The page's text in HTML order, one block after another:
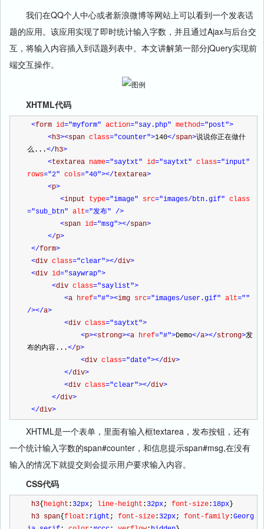
我们在QQ个人中心或者新浪微博等网站上可以看到一个发表话
题的应用。该应用实现了即时统计输入字数，并且通过Ajax与后台交
互，将输入内容插入到话题列表中。本文讲解第一部分jQuery实现前
端交互操作。
XHTML代码
<form id="myform" action="say.php" method="post">
<h3><span class="counter">140</span>说说你正在做什
么...</h3>
<textarea name="saytxt" id="saytxt" class="input"
rows="2" cols="40"></textarea>
<p>
<input type="image" src="images/btn.gif" class
="sub_btn" alt="发布" />
<span id="msg"></span>
</p>
</form>
<div class="clear"></div>
<div id="saywrap">
<div class="saylist">
<a href="#"><img src="images/user.gif" alt=""
/></a>
<div class="saytxt">
<p><strong><a href="#">Demo</a></strong>发
布的内容...</p>
<div class="date"></div>
</div>
<div class="clear"></div>
</div>
</div>
XHTML是一个表单，里面有输入框textarea，发布按钮，还有
一个统计输入字数的span#counter，和信息提示span#msg,在没有
输入的情况下就提交则会提示用户要求输入内容。
CSS代码
h3{ height : 32px; line-height : 32px; font-size:18px }
h3 span{ float : right ; font-size: 32px; font-family:Georg